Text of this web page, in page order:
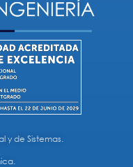
y de Sistemas.